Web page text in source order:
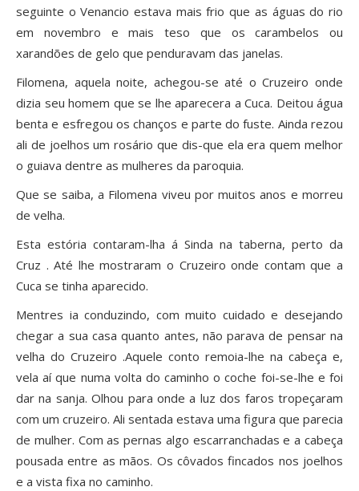
seguinte o Venancio estava mais frio que as águas do rio
em novembro e mais teso que os carambelos ou
xarandões de gelo que penduravam das janelas.
Filomena, aquela noite, achegou-se até o Cruzeiro onde
dizia seu homem que se lhe aparecera a Cuca. Deitou água
benta e esfregou os chanços e parte do fuste. Ainda rezou
ali de joelhos um rosário que dis-que ela era quem melhor
o guiava dentre as mulheres da paroquia.
Que se saiba, a Filomena viveu por muitos anos e morreu
de velha.
Esta estória contaram-lha á Sinda na taberna, perto da
Cruz . Até lhe mostraram o Cruzeiro onde contam que a
Cuca se tinha aparecido.
Mentres ia conduzindo, com muito cuidado e desejando
chegar a sua casa quanto antes, não parava de pensar na
velha do Cruzeiro .Aquele conto remoia-lhe na cabeça e,
vela aí que numa volta do caminho o coche foi-se-lhe e foi
dar na sanja. Olhou para onde a luz dos faros tropeçaram
com um cruzeiro. Ali sentada estava uma figura que parecia
de mulher. Com as pernas algo escarranchadas e a cabeça
pousada entre as mãos. Os côvados fincados nos joelhos
e a vista fixa no caminho.